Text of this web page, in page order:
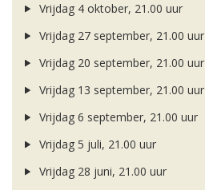
Vrijdag 4 oktober, 21.00 uur
Vrijdag 27 september, 21.00 uur
Vrijdag 20 september, 21.00 uur
Vrijdag 13 september, 21.00 uur
Vrijdag 6 september, 21.00 uur
Vrijdag 5 juli, 21.00 uur
Vrijdag 28 juni, 21.00 uur